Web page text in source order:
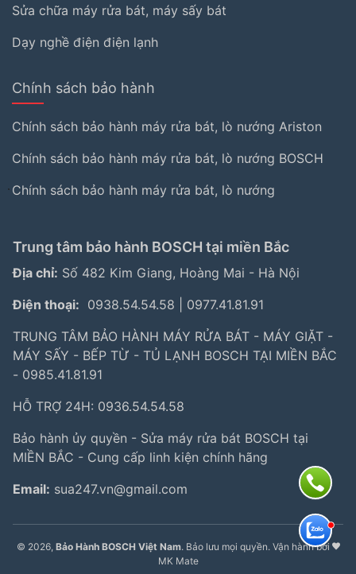
Sửa chữa máy rửa bát, máy sấy bát
Dạy nghề điện điện lạnh
Chính sách bảo hành
Chính sách bảo hành máy rửa bát, lò nướng Ariston
Chính sách bảo hành máy rửa bát, lò nướng BOSCH
Chính sách bảo hành máy rửa bát, lò nướng
Trung tâm bảo hành BOSCH tại miền Bắc
Địa chỉ: Số 482 Kim Giang, Hoàng Mai - Hà Nội
Điện thoại: 0938.54.54.58
0977.41.81.91
TRUNG TÂM BẢO HÀNH MÁY RỬA BÁT - MÁY GIẶT -
MÁY SẤY - BẾP TỪ - TỦ LẠNH BOSCH TẠI MIỀN BẮC
- 0985.41.81.91
HỖ TRỢ 24H: 0936.54.54.58
Bảo hành ủy quyền - Sửa máy rửa bát BOSCH tại
MIỀN BẮC - Cung cấp linh kiện chính hãng
Email: sua247.vn@gmail.com
© 2026, Bảo Hành BOSCH Việt Nam. Bảo lưu mọi quyền. Vận hành bởi
MK Mate